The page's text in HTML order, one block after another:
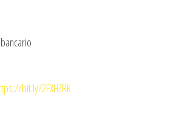
bit.ly/2FXHZRK